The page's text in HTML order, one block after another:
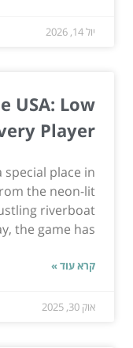
יול 14, 2026
USA: Low
Player
place in
the neon-lit
riverboat
the game has...
קרא עוד »
אוק 30, 2025